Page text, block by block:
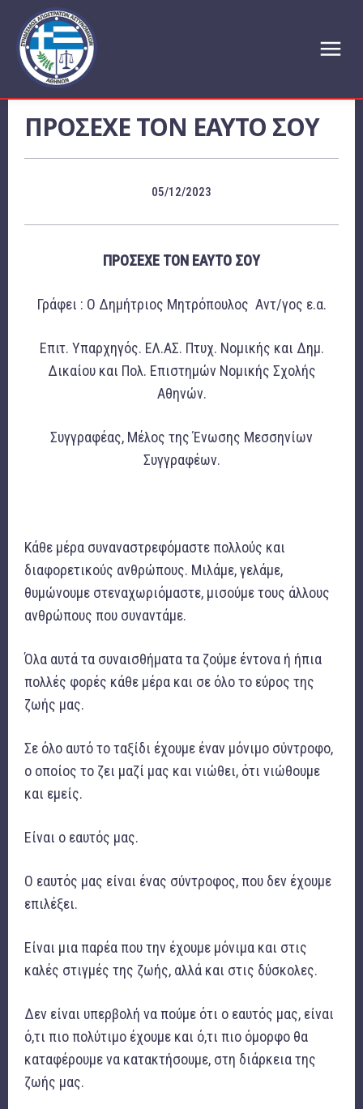
ΠΡΟΣΕΧΕ ΤΟΝ ΕΑΥΤΟ ΣΟΥ
05/12/2023
ΠΡΟΣΕΧΕ ΤΟΝ ΕΑΥΤΟ ΣΟΥ
Γράφει : Ο Δημήτριος Μητρόπουλος Αντ/γος ε.α.
Επιτ. Υπαρχηγός. ΕΛ.ΑΣ. Πτυχ. Νομικής και Δημ.
Δικαίου και Πολ. Επιστημών Νομικής Σχολής
Αθηνών.
Συγγραφέας, Μέλος της Ένωσης Μεσσηνίων
Συγγραφέων.
Κάθε μέρα συναναστρεφόμαστε πολλούς και
διαφορετικούς ανθρώπους. Μιλάμε, γελάμε,
θυμώνουμε στεναχωριόμαστε, μισούμε τους άλλους
ανθρώπους που συναντάμε.
Όλα αυτά τα συναισθήματα τα ζούμε έντονα ή ήπια
πολλές φορές κάθε μέρα και σε όλο το εύρος της
ζωής μας.
Σε όλο αυτό το ταξίδι έχουμε έναν μόνιμο σύντροφο,
ο οποίος το ζει μαζί μας και νιώθει, ότι νιώθουμε
και εμείς.
Είναι ο εαυτός μας.
Ο εαυτός μας είναι ένας σύντροφος, που δεν έχουμε
επιλέξει.
Είναι μια παρέα που την έχουμε μόνιμα και στις
καλές στιγμές της ζωής, αλλά και στις δύσκολες.
Δεν είναι υπερβολή να πούμε ότι ο εαυτός μας, είναι
ό,τι πιο πολύτιμο έχουμε και ό,τι πιο όμορφο θα
καταφέρουμε να κατακτήσουμε, στη διάρκεια της
ζωής μας.